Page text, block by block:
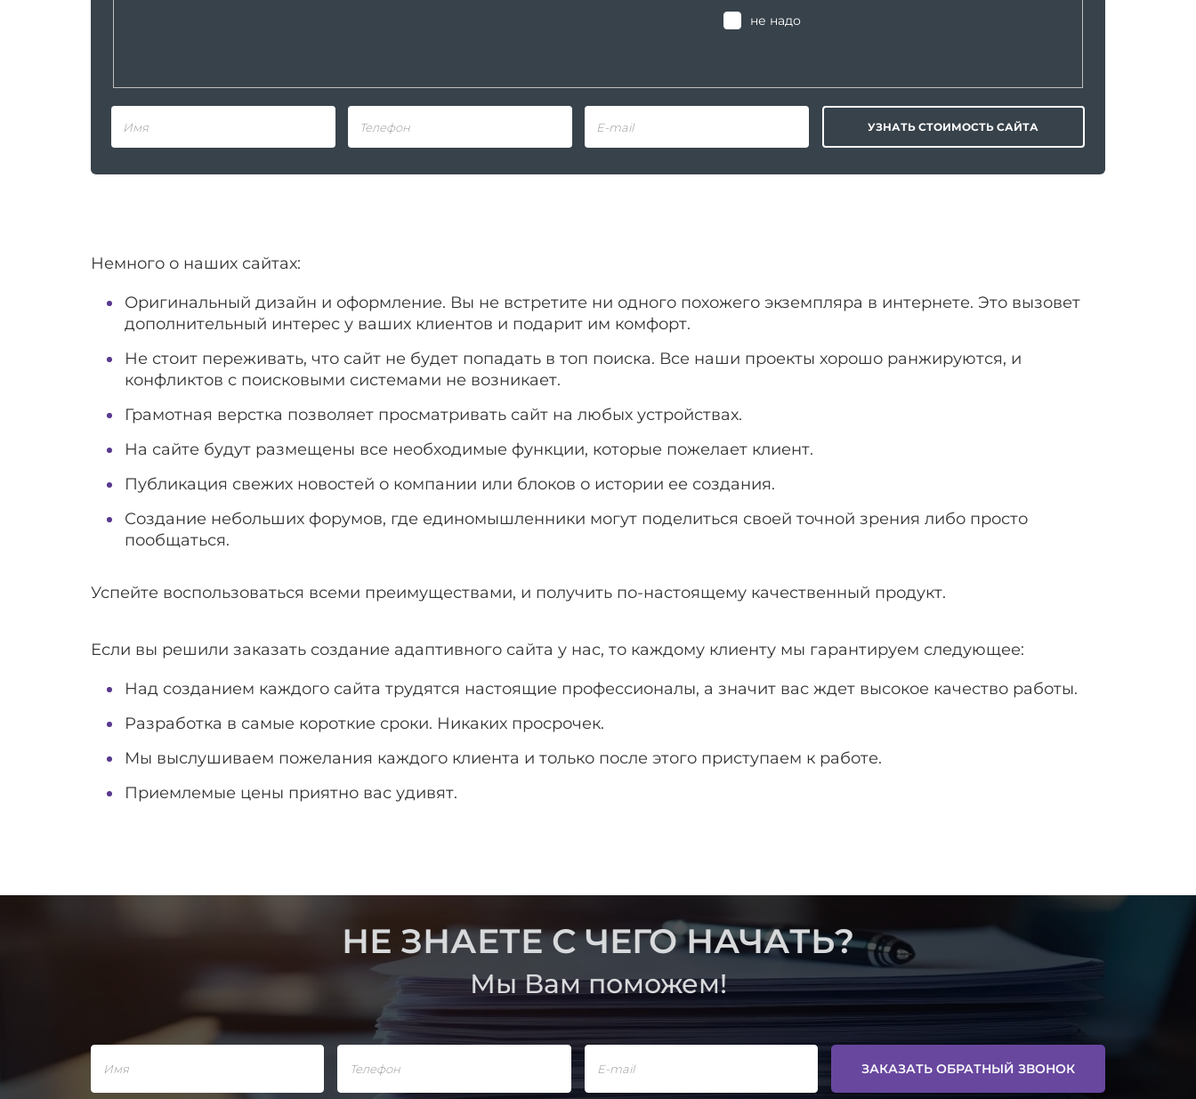
не надо
УЗНАТЬ СТОИМОСТЬ САЙТА
Немного о наших сайтах:
Оригинальный дизайн и оформление. Вы не встретите ни одного похожего экземпляра в интернете. Это вызовет
дополнительный интерес у ваших клиентов и подарит им комфорт.
Не стоит переживать, что сайт не будет попадать в топ поиска. Все наши проекты хорошо ранжируются, и
конфликтов с поисковыми системами не возникает.
Грамотная верстка позволяет просматривать сайт на любых устройствах.
На сайте будут размещены все необходимые функции, которые пожелает клиент.
Публикация свежих новостей о компании или блоков о истории ее создания.
Создание небольших форумов, где единомышленники могут поделиться своей точной зрения либо просто
пообщаться.
Успейте воспользоваться всеми преимуществами, и получить по-настоящему качественный продукт.
Если вы решили заказать создание адаптивного сайта у нас, то каждому клиенту мы гарантируем следующее:
Над созданием каждого сайта трудятся настоящие профессионалы, а значит вас ждет высокое качество работы.
Разработка в самые короткие сроки. Никаких просрочек.
Мы выслушиваем пожелания каждого клиента и только после этого приступаем к работе.
Приемлемые цены приятно вас удивят.
НЕ ЗНАЕТЕ С ЧЕГО НАЧАТЬ?
Мы Вам поможем!
ЗАКАЗАТЬ ОБРАТНЫЙ ЗВОНОК